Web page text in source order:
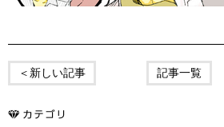
＜新しい記事 記事一覧